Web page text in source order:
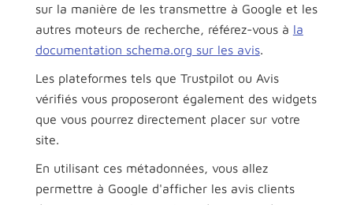
sur la manière de les transmettre à Google et les
autres moteurs de recherche, référez-vous à la
documentation schema.org sur les avis.
Les plateformes tels que Trustpilot ou Avis
vérifiés vous proposeront également des widgets
que vous pourrez directement placer sur votre
site.
En utilisant ces métadonnées, vous allez
permettre à Google d'afficher les avis clients